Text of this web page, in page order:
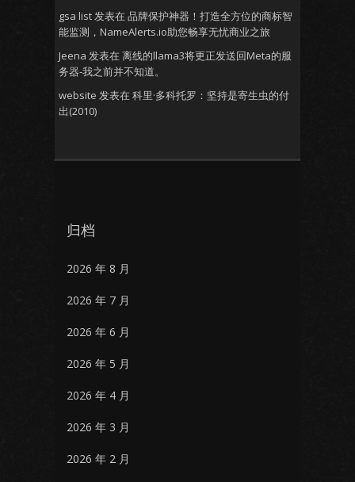
gsa list发表在 品牌保护神器！打造全方位的商标智
能监测，NameAlerts.io助您畅享无忧商业之旅
Jeena 发表在 离线的llama3将更正发送回Meta的服
务器-我之前并不知道。
website 发表在 科里·多科托罗：坚持是寄生虫的付
出(2010)
归档
2026 年 8 月
2026 年 7 月
2026 年 6 月
2026 年 5 月
2026 年 4 月
2026 年 3 月
2026 年 2 月